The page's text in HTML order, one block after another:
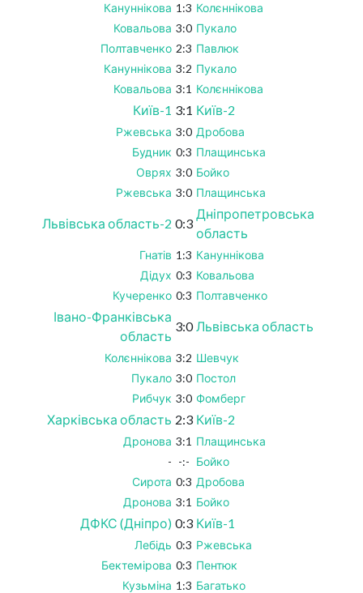
Кануннікова 1:3 Колєннікова
Ковальова 3:0 Пукало
Полтавченко 2:3 Павлюк
Кануннікова 3:2 Пукало
Ковальова 3:1 Колєннікова
Київ-1 3:1 Київ-2
Ржевська 3:0 Дробова
Будник 0:3 Плащинська
Оврях 3:0 Бойко
Ржевська 3:0 Плащинська
Львівська область-2 0:3
Дніпропетровська
область
Гнатів 1:3 Кануннікова
Дідух 0:3 Ковальова
Кучеренко 0:3 Полтавченко
Івано-Франківська
область
3:0 Львівська область
Колєннікова 3:2 Шевчук
Пукало 3:0 Постол
Рибчук 3:0 Фомберг
Харківська область 2:3 Київ-2
Дронова 3:1 Плащинська
- -:- Бойко
Сирота 0:3 Дробова
Дронова 3:1 Бойко
ДФКС (Дніпро) 0:3 Київ-1
Лебідь 0:3 Ржевська
Бектемірова 0:3 Пентюк
Кузьміна 1:3 Багатько